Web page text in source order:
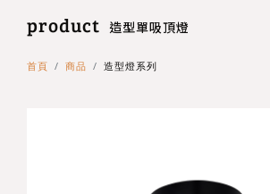
台灣製造✨熱銷款✨
造型吸頂燈
壁燈
product 造型單吸頂燈
首頁 商品 造型燈系列